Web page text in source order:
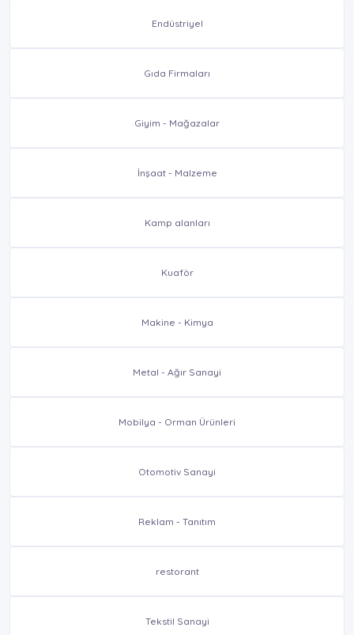
Endüstriyel
Gıda Firmaları
Giyim - Mağazalar
İnşaat - Malzeme
Kamp alanları
Kuaför
Makine - Kimya
Metal - Ağır Sanayi
Mobilya - Orman Ürünleri
Otomotiv Sanayi
Reklam - Tanıtım
restorant
Tekstil Sanayi